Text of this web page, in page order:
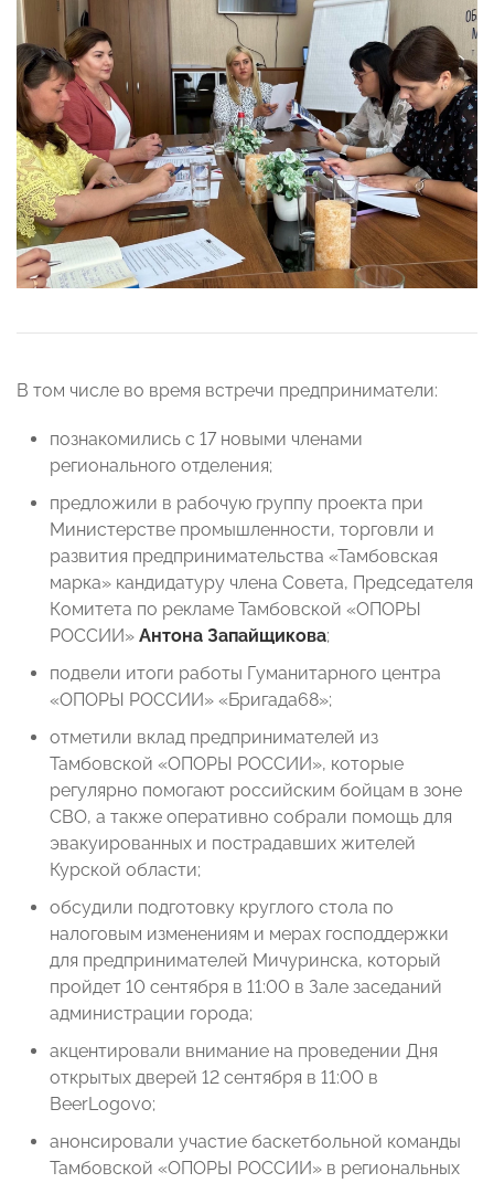
В том числе во время встречи предприниматели:
познакомились с 17 новыми членами
регионального отделения;
предложили в рабочую группу проекта при
Министерстве промышленности, торговли и
развития предпринимательства «Тамбовская
марка» кандидатуру члена Совета, Председателя
Комитета по рекламе Тамбовской «ОПОРЫ
РОССИИ» Антона Запайщикова;
подвели итоги работы Гуманитарного центра
«ОПОРЫ РОССИИ» «Бригада68»;
отметили вклад предпринимателей из
Тамбовской «ОПОРЫ РОССИИ», которые
регулярно помогают российским бойцам в зоне
СВО, а также оперативно собрали помощь для
эвакуированных и пострадавших жителей
Курской области;
обсудили подготовку круглого стола по
налоговым изменениям и мерах господдержки
для предпринимателей Мичуринска, который
пройдет 10 сентября в 11:00 в Зале заседаний
администрации города;
акцентировали внимание на проведении Дня
открытых дверей 12 сентября в 11:00 в
BeerLogovo;
анонсировали участие баскетбольной команды
Тамбовской «ОПОРЫ РОССИИ» в региональных